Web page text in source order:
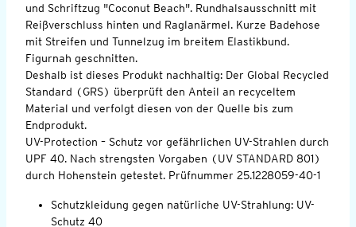
und Schriftzug "Coconut Beach". Rundhalsausschnitt mit
Reißverschluss hinten und Raglanärmel. Kurze Badehose
mit Streifen und Tunnelzug im breitem Elastikbund.
Figurnah geschnitten.
Deshalb ist dieses Produkt nachhaltig: Der Global Recycled
Standard (GRS) überprüft den Anteil an recyceltem
Material und verfolgt diesen von der Quelle bis zum
Endprodukt.
UV-Protection – Schutz vor gefährlichen UV-Strahlen durch
UPF 40. Nach strengsten Vorgaben (UV STANDARD 801)
durch Hohenstein getestet. Prüfnummer 25.1228059-40-1
Schutzkleidung gegen natürliche UV-Strahlung: UV-
Schutz 40